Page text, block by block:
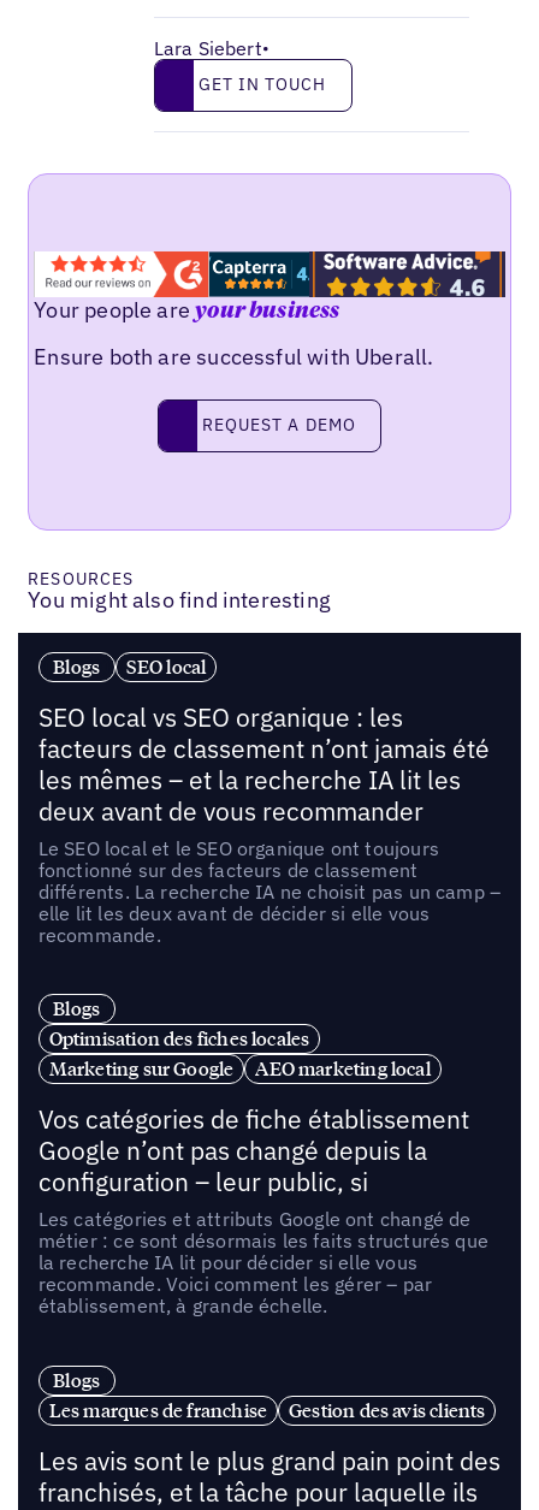
Lara Siebert•
Get in touch
GET IN TOUCH
Your people areyour business
Ensure both are successful with Uberall.
Request a demo
REQUEST A DEMO
RESOURCES
You might also find interesting
Blogs SEO local
SEO local vs SEO organique : les
facteurs de classement n’ont jamais été
les mêmes – et la recherche IA lit les
deux avant de vous recommander
Le SEO local et le SEO organique ont toujours
fonctionné sur des facteurs de classement
différents. La recherche IA ne choisit pas un camp –
elle lit les deux avant de décider si elle vous
recommande.
Blogs
Optimisation des fiches locales
Marketing sur Google
AEO marketing local
Vos catégories de fiche établissement
Google n’ont pas changé depuis la
configuration – leur public, si
Les catégories et attributs Google ont changé de
métier : ce sont désormais les faits structurés que
la recherche IA lit pour décider si elle vous
recommande. Voici comment les gérer – par
établissement, à grande échelle.
Blogs
Les marques de franchise
Gestion des avis clients
Les avis sont le plus grand pain point des
franchisés, et la tâche pour laquelle ils